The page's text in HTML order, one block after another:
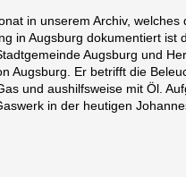
in unserem Archiv, welches
in Augsburg dokumentiert ist
Augsburg und
Augsburg. Er betrifft die
und aushilfsweise mit Öl.
in der heutigen